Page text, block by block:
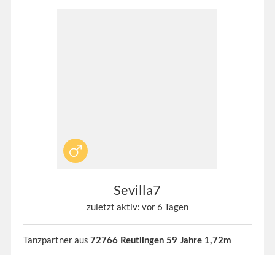
Sevilla7
zuletzt aktiv: vor 6 Tagen
Tanzpartner aus 72766 Reutlingen 59 Jahre 1,72m